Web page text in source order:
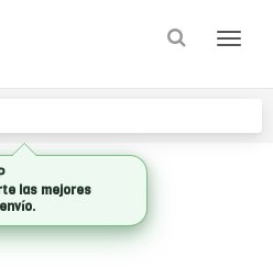
Hdd Internos